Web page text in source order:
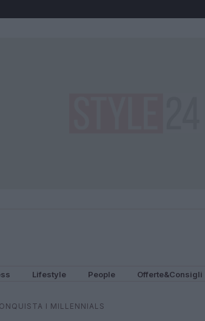
Lifestyle People Offerte&Consigli
I MILLENNIALS